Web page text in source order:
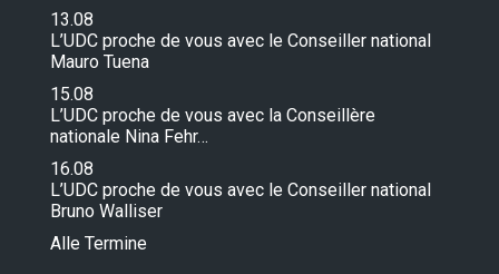
13.08
L’UDC proche de vous avec le Conseiller national
Mauro Tuena
15.08
L’UDC proche de vous avec la Conseillère
nationale Nina Fehr…
16.08
L’UDC proche de vous avec le Conseiller national
Bruno Walliser
Alle Termine